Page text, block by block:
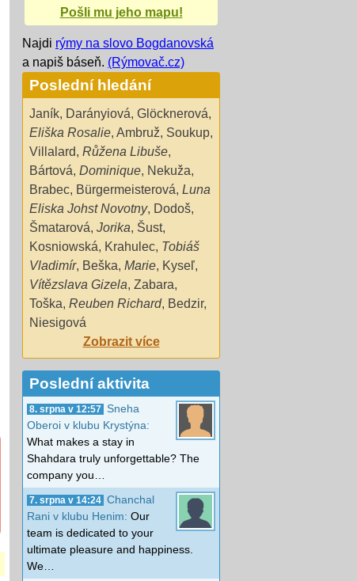
Pošli mu jeho mapu!
Najdi rýmy na slovo Bogdanovská
a napiš báseň. (Rýmovač.cz)
Poslední hledání
Janík, Darányiová, Glöcknerová,
Eliška Rosalie, Ambruž, Soukup,
Villalard, Růžena Libuše,
Bártová, Dominique, Nekuža,
Brabec, Bürgermeisterová, Luna
Eliska Johst Novotny, Dodoš,
Šmatarová, Jorika, Šust,
Kosniowská, Krahulec, Tobiáš
Vladimír, Beška, Marie, Kyseľ,
Vítězslava Gizela, Zabara,
Toška, Reuben Richard, Bedzir,
Niesigová
Zobrazit více
Poslední aktivita
8. srpna v 12:57
Sneha
Oberoi v klubu Krystýna:
What makes a stay in
Shahdara truly unforgettable? The
company you…
7. srpna v 14:24 Chanchal
Rani v klubu Henim: Our
team is dedicated to your
ultimate pleasure and happiness.
We…